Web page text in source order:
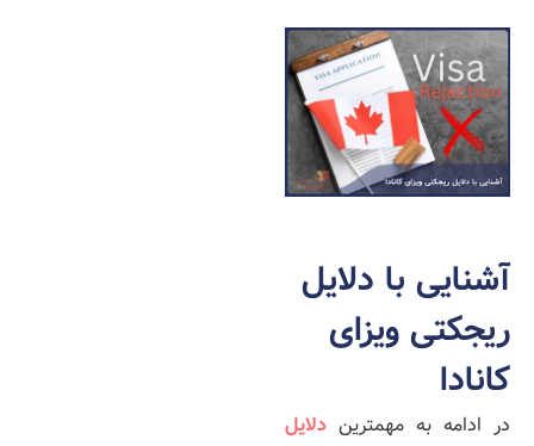
آشنایی با دلایل
ریجکتی ویزای
کانادا
در ادامه به مهم­ترین دلایل